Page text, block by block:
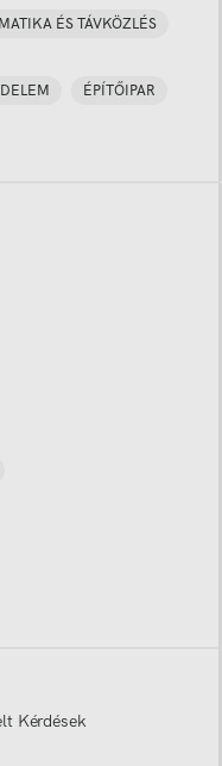
ÉS TÁVKÖZLÉS
ÉPÍTŐIPAR
Kérdések